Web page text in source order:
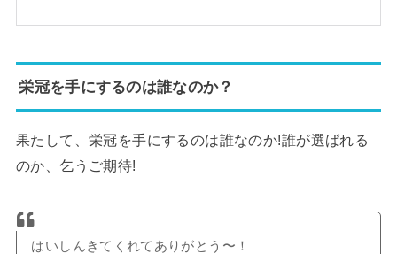
栄冠を手にするのは誰なのか？
果たして、栄冠を手にするのは誰なのか!誰が選ばれる
のか、乞うご期待!
はいしんきてくれてありがとう〜！